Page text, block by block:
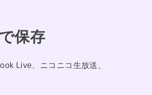
保存
Live、ニコニコ生放送、